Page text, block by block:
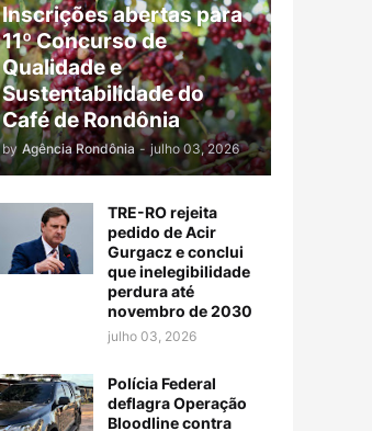
Inscrições abertas para
11º Concurso de
Qualidade e
Sustentabilidade do
Café de Rondônia
by Agência Rondônia - julho 03, 2026
TRE-RO rejeita
pedido de Acir
Gurgacz e conclui
que inelegibilidade
perdura até
novembro de 2030
julho 03, 2026
Polícia Federal
deflagra Operação
Bloodline contra